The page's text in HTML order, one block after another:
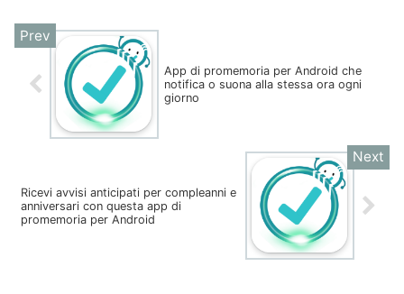
App di promemoria per Android che
notifica o suona alla stessa ora ogni
giorno
Ricevi avvisi anticipati per compleanni e
anniversari con questa app di
promemoria per Android